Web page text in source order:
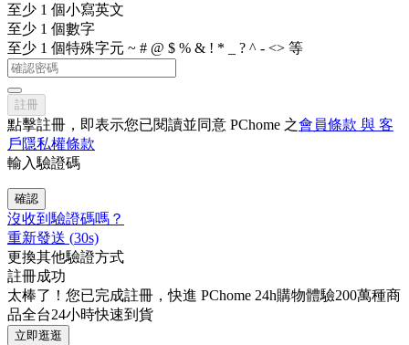
至少 1 個小寫英文
至少 1 個數字
至少 1 個特殊字元 ~ # @ $ % & ! * _ ? ^ - <> 等
註冊
點擊註冊，即表示您已閱讀並同意 PChome 之會員條款 與 客
戶隱私權條款
輸入驗證碼
確認
沒收到驗證碼嗎？
重新發送 (30s)
更換其他驗證方式
註冊成功
太棒了！您已完成註冊，快進 PChome 24h購物體驗200萬種商
品全台24小時快速到貨
立即逛逛